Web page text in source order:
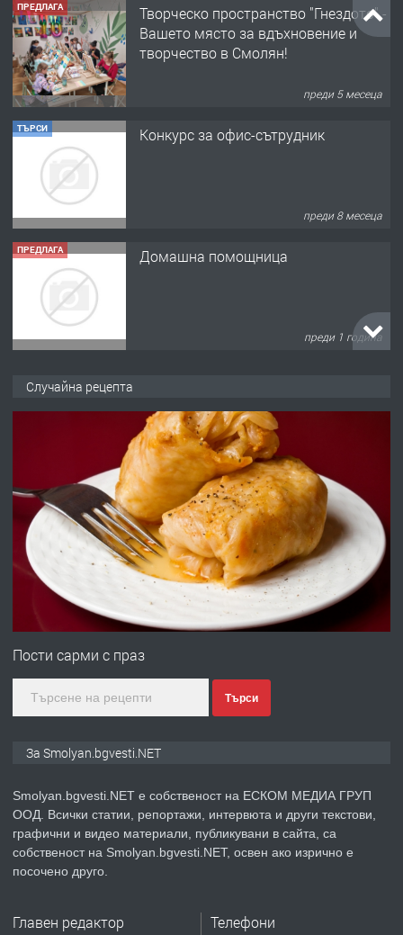
ТЪРСИ Конкурс за офис-сътрудник
преди 8 месеца
ПРЕДЛАГА Домашна помощница
преди 1 година
ПРЕДЛАГА Къща в Марония, Гърция
преди 2 години
НЕГОВОТО КАЧЕСТВО
ПРЕДЛАГА Имот в Северна Гърция, до Кавала
преди 2 години
Иглолистни Пелети клас А1
преди 2 години
ТЪРСИ Търсят се строителни работници
Случайна рецепта
Пости сарми с праз
Търси
За Smolyan.bgvesti.NET
Smolyan.bgvesti.NET е собственост на ЕСКОМ МЕДИА ГРУП
ООД. Всички статии, репортажи, интервюта и други текстови,
графични и видео материали, публикувани в сайта, са
собственост на Smolyan.bgvesti.NET, освен ако изрично е
посочено друго.
Главен редактор Телефони